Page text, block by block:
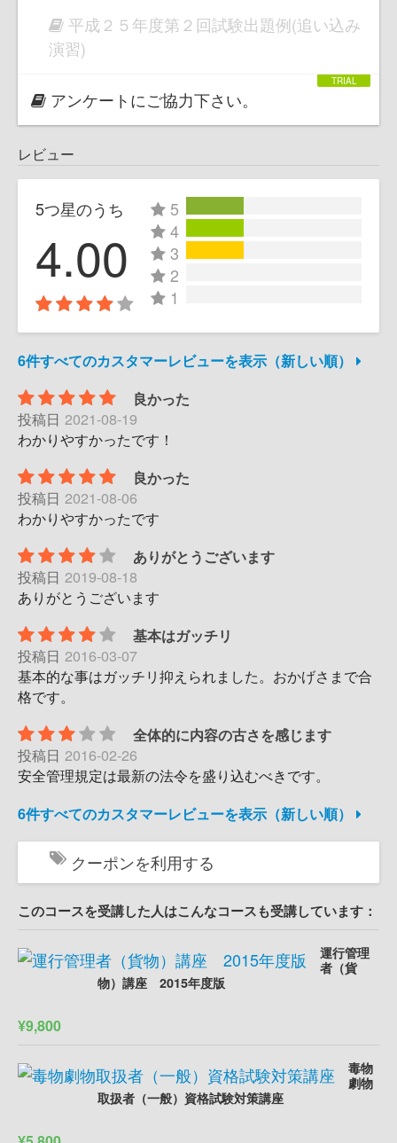
平成２５年度第２回試験出題例(追い込み
演習)
アンケートにご協力下さい。
レビュー
5つ星のうち
4.00
5
4
3
2
1
6件すべてのカスタマーレビューを表示（新しい順）
良かった
投稿日 2021-08-19
わかりやすかったです！
良かった
投稿日 2021-08-06
わかりやすかったです
ありがとうございます
投稿日 2019-08-18
ありがとうございます
基本はガッチリ
投稿日 2016-03-07
基本的な事はガッチリ抑えられました。おかげさまで合
格です。
全体的に内容の古さを感じます
投稿日 2016-02-26
安全管理規定は最新の法令を盛り込むべきです。
6件すべてのカスタマーレビューを表示（新しい順）
クーポンを利用する
このコースを受講した人はこんなコースも受講しています：
運行管理
者（貨
物）講座 2015年度版
¥9,800
毒物
劇物
取扱者（一般）資格試験対策講座